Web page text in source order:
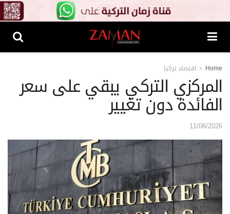
Home اقتصاد تركيا
المركزي التركي يبقي على سعر
الفائدة دون تغيير
11/06/2026